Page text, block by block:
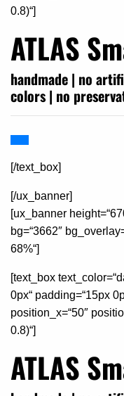
0.8)“]
ATLAS
handmade | no
colors | no
[/text_box]
[/ux_banner]
[ux_banner
bg=“3662″
68%“]
[text_box
0px“ padding=“15px
position_x=“50″
0.8)“]
ATLAS